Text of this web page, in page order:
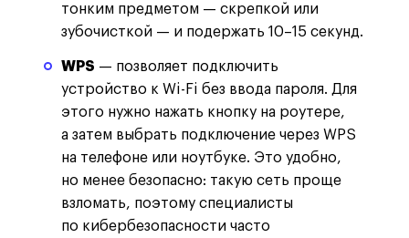
тонким предметом — скрепкой или
зубочисткой — и подержать 10–15 секунд.
WPS — позволяет подключить
устройство к Wi-Fi без ввода пароля. Для
этого нужно нажать кнопку на роутере,
а затем выбрать подключение через WPS
на телефоне или ноутбуке. Это удобно,
но менее безопасно: такую сеть проще
взломать, поэтому специалисты
по кибербезопасности часто